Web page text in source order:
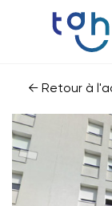
← Retour à